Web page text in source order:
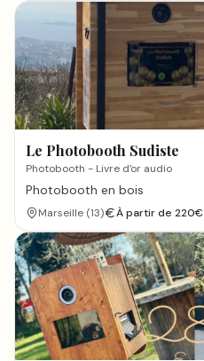
Le Photobooth Sudiste
Photobooth - Livre d'or audio
Photobooth en bois
Marseille (13) À partir de 220€